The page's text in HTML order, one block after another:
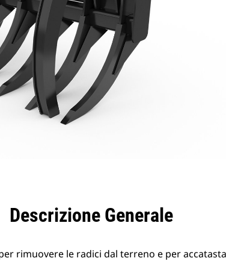
Descrizione Generale
rimuovere le radici dal terreno e per